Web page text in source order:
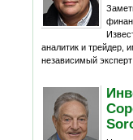
аналитик и трейдер,
независимый